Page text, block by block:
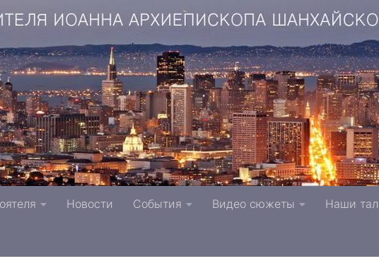
Архиепископа Шанхайского и Сан-Францисского г.
Православной Церкви
Новости События Видео сюжеты Наши